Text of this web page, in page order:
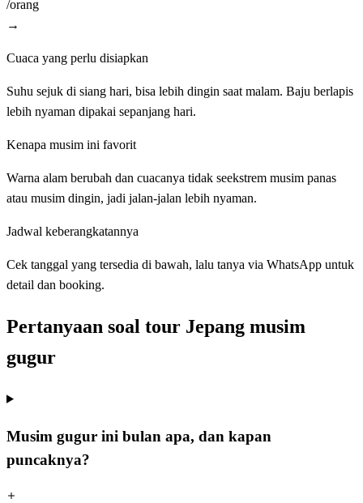
/orang
→
Cuaca yang perlu disiapkan
Suhu sejuk di siang hari, bisa lebih dingin saat malam. Baju berlapis
lebih nyaman dipakai sepanjang hari.
Kenapa musim ini favorit
Warna alam berubah dan cuacanya tidak seekstrem musim panas
atau musim dingin, jadi jalan-jalan lebih nyaman.
Jadwal keberangkatannya
Cek tanggal yang tersedia di bawah, lalu tanya via WhatsApp untuk
detail dan booking.
Pertanyaan soal tour Jepang musim
gugur
Musim gugur ini bulan apa, dan kapan
puncaknya?